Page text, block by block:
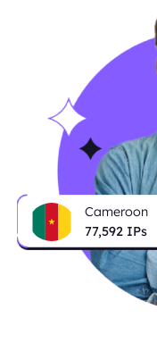
Cameroon
77,592 IPs